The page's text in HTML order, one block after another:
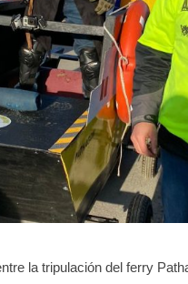
la tripulación del ferry